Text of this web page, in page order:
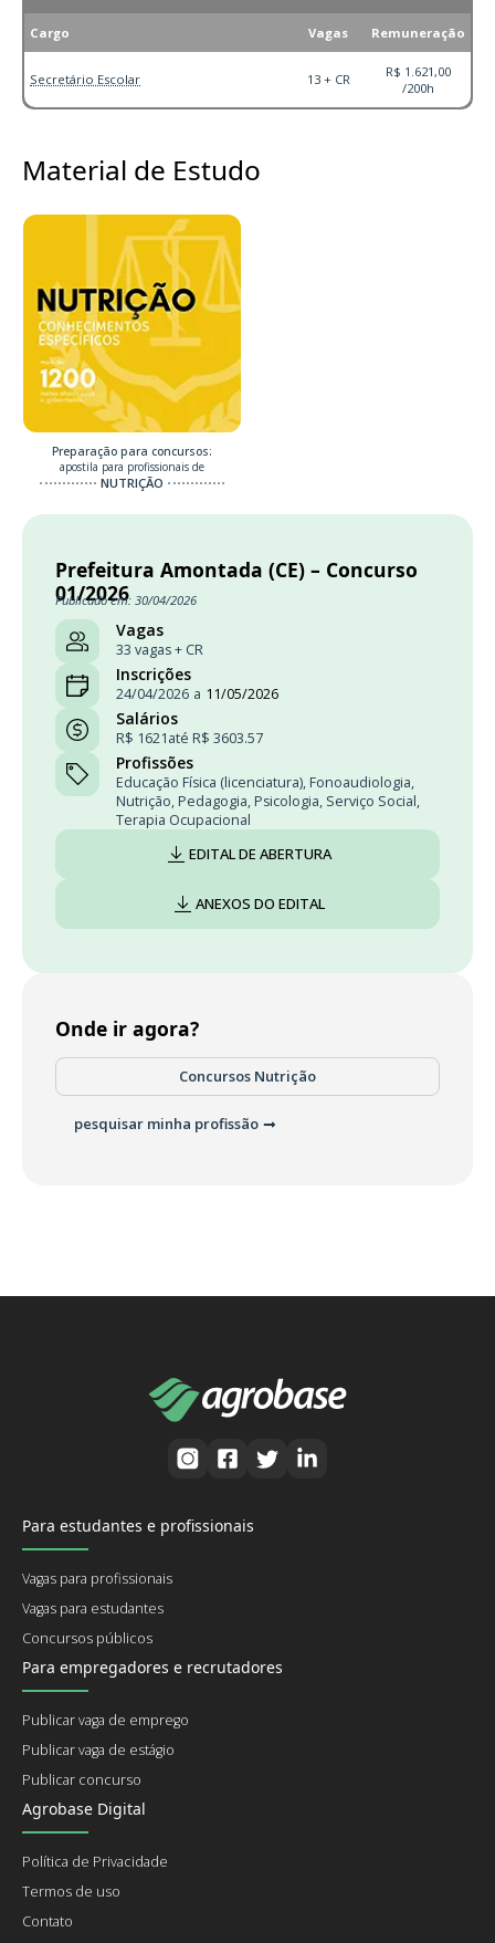
Cargo Vagas Remuneração
Secretário Escolar 13 + CR
R$ 1.621,00
/200h
Material de Estudo
Preparação para concursos:
apostila para profissionais de
NUTRIÇÃO
Prefeitura Amontada (CE) – Concurso
01/2026
Publicado em: 30/04/2026
Vagas
33 vagas + CR
Inscrições
24/04/2026 a 11/05/2026
Salários
R$ 1621até R$ 3603.57
Profissões
Educação Física (licenciatura), Fonoaudiologia,
Nutrição, Pedagogia, Psicologia, Serviço Social,
Terapia Ocupacional
EDITAL DE ABERTURA
ANEXOS DO EDITAL
Onde ir agora?
Concursos Nutrição
pesquisar minha profissão
Para estudantes e profissionais
Vagas para profissionais
Vagas para estudantes
Concursos públicos
Para empregadores e recrutadores
Publicar vaga de emprego
Publicar vaga de estágio
Publicar concurso
Agrobase Digital
Política de Privacidade
Termos de uso
Contato